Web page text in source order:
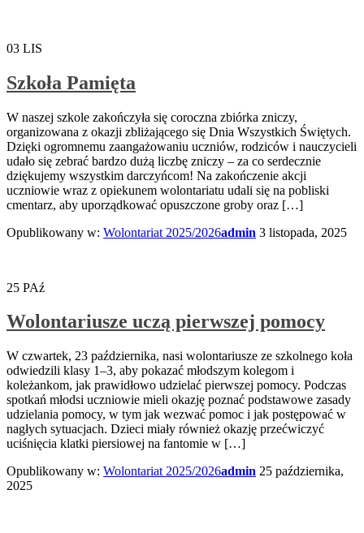
03 LIS
Szkoła Pamięta
W naszej szkole zakończyła się coroczna zbiórka zniczy,
organizowana z okazji zbliżającego się Dnia Wszystkich Świętych.
Dzięki ogromnemu zaangażowaniu uczniów, rodziców i nauczycieli
udało się zebrać bardzo dużą liczbę zniczy – za co serdecznie
dziękujemy wszystkim darczyńcom! Na zakończenie akcji
uczniowie wraz z opiekunem wolontariatu udali się na pobliski
cmentarz, aby uporządkować opuszczone groby oraz […]
Opublikowany w: Wolontariat 2025/2026admin 3 listopada, 2025
25 PAź
Wolontariusze uczą pierwszej pomocy
W czwartek, 23 października, nasi wolontariusze ze szkolnego koła
odwiedzili klasy 1–3, aby pokazać młodszym kolegom i
koleżankom, jak prawidłowo udzielać pierwszej pomocy. Podczas
spotkań młodsi uczniowie mieli okazję poznać podstawowe zasady
udzielania pomocy, w tym jak wezwać pomoc i jak postępować w
nagłych sytuacjach. Dzieci miały również okazję przećwiczyć
uciśnięcia klatki piersiowej na fantomie w […]
Opublikowany w: Wolontariat 2025/2026admin 25 października,
2025